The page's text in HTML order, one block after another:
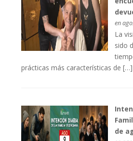
en
La
sido
prácticas más características de […]
de